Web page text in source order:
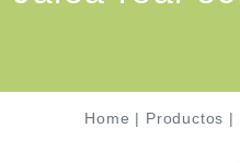
Home | Productos |